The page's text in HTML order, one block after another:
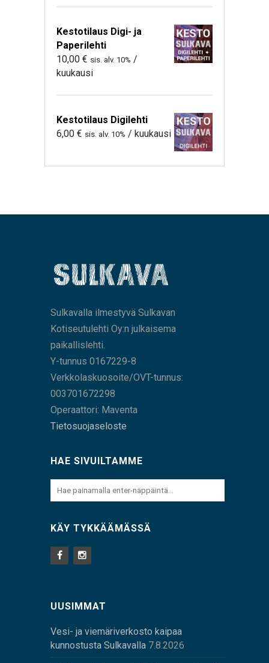
Kestotilaus Digi- ja
Paperilehti
10,00 € sis. alv. 10% /
kuukausi
Kestotilaus Digilehti
6,00 € sis. alv. 10% / kuukausi
Sulkavalla ilmestyvä Sulkavan
Kotiseutulehti Oy:n julkaisema
paikallislehti.
Y-tunnus 0167229-8
Verkkolaskuosoite/OVT-tunnus:
003701672298
Operaattori: Maventa
Tietosuojaseloste
HAE SIVUILTAMME
KÄY TYKKÄÄMÄSSÄ
UUSIMMAT
Vesi- ja viemäriverkosto kaipaa
kunnostusta Sulkavalla 7.8.2026